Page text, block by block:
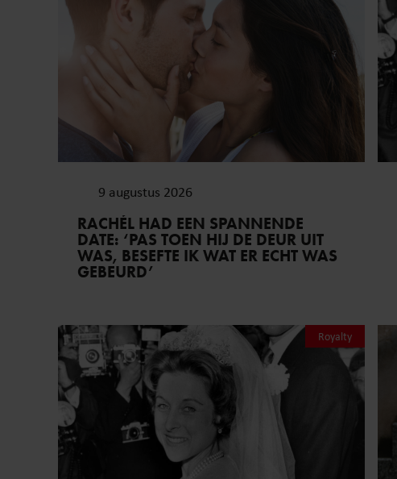
9 augustus 2026
RACHÉL HAD EEN SPANNENDE
DATE: ‘PAS TOEN HIJ DE DEUR UIT
WAS, BESEFTE IK WAT ER ECHT WAS
GEBEURD’
Royalty